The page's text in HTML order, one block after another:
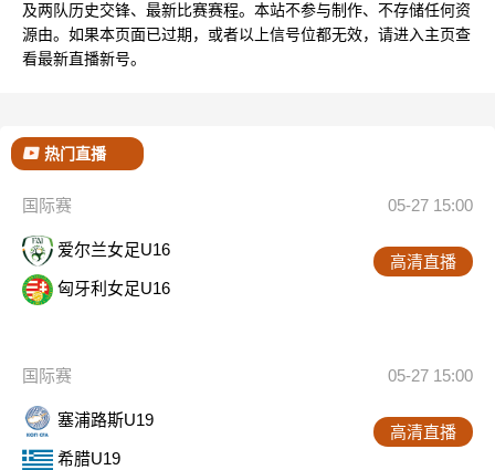
及两队历史交锋、最新比赛赛程。本站不参与制作、不存储任何资
源由。如果本页面已过期，或者以上信号位都无效，请进入主页查
看最新直播新号。
热门直播
国际赛 05-27 15:00
爱尔兰女足U16
匈牙利女足U16
高清直播
国际赛 05-27 15:00
塞浦路斯U19
希腊U19
高清直播